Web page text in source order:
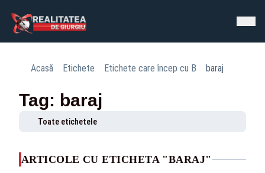
Acasă Etichete Etichete care încep cu B baraj
Tag: baraj
Toate etichetele
ARTICOLE CU ETICHETA "BARAJ"